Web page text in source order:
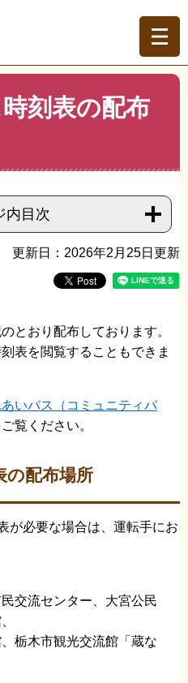
>くらしの情報 > 公共交
刻表の配布
内目次
更新日：2026年2月25日更新
とおり配布しております。
表を閲覧することもできま
いバス（コミュニティバ
覧ください。
の配布場所
が必要な場合は、運転手にお
流センター、大宮公民
木市観光交流館「蔵な